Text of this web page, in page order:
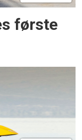
første